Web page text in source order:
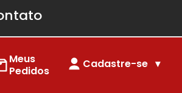
Meus
Pedidos
Cadastre-se